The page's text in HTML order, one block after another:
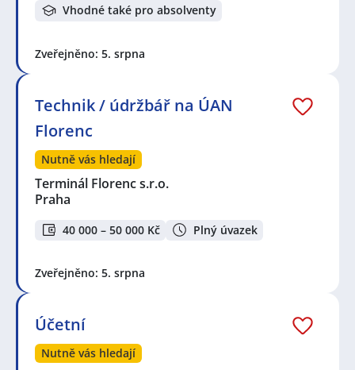
Vhodné také pro absolventy
Zveřejněno: 5. srpna
Technik / údržbář na ÚAN
Florenc
Nutně vás hledají
Terminál Florenc s.r.o.
Praha
40 000 – 50 000 Kč Plný úvazek
Zveřejněno: 5. srpna
Účetní
Nutně vás hledají